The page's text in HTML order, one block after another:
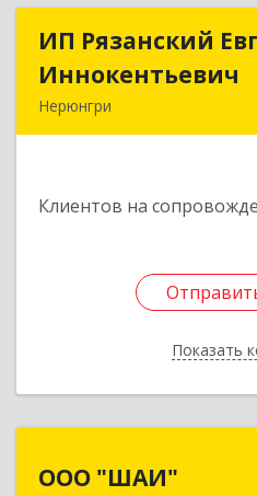
ИП Рязанский
Иннокентьевич
Нерюнгри
Клиентов на
Показать
ИП
ООО "ШАИ"